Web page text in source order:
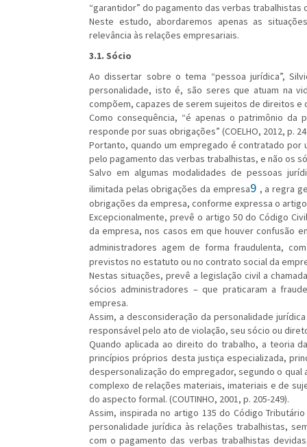
“garantidor” do pagamento das verbas
Neste estudo, abordaremos apenas as
relevância às relações empresariais.
3.1. Sócio
Ao dissertar sobre o tema “pessoa jurídica”,
personalidade, isto é, são seres que atuam na
compõem, capazes de serem sujeitos de direitos e
Como consequência, “é apenas o patrimônio
responde por suas obrigações” (COELHO, 2012, p.
Portanto, quando um empregado é contratado
pelo pagamento das verbas trabalhistas, e não os
Salvo em algumas modalidades de pessoas
ilimitada pelas obrigações da empresa9 , a regra
obrigações da empresa, conforme expressa o
Excepcionalmente, prevê o artigo 50 do Código
da empresa, nos casos em que houver confusão
administradores agem de forma fraudulenta,
previstos no estatuto ou no contrato social da
Nestas situações, prevê a legislação civil a
sócios administradores – que praticaram a
empresa.
Assim, a desconsideração da personalidade
responsável pelo ato de violação, seu sócio ou
Quando aplicada ao direito do trabalho, a teoria
princípios próprios desta justiça especializada,
despersonalização do empregador, segundo o
complexo de relações materiais, imateriais e de
do aspecto formal. (COUTINHO, 2001, p. 205-249).
Assim, inspirada no artigo 135 do Código
personalidade jurídica às relações trabalhistas,
com o pagamento das verbas trabalhistas